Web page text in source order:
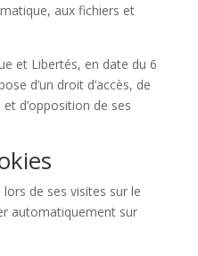
aux fichiers et
et Libertés, en date du 6
d’un droit d’accès, de
d’opposition de ses
de ses visites sur le
automatiquement sur